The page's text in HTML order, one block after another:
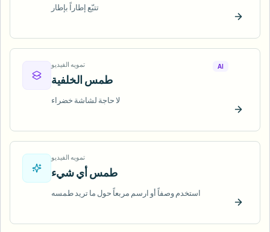
تتبّع إطاراً بإطار
الآن
تمويه الفيديو
طمس الخلفية
AI
لا حاجة لشاشة خضراء
الآن
تمويه الفيديو
طمس أي شيء
استخدم وصفاً أو ارسم مربعاً حول ما تريد طمسه
الآن